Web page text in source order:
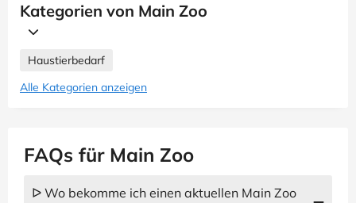
Kategorien von Main Zoo
Haustierbedarf
Alle Kategorien anzeigen
FAQs für Main Zoo
ᐅ Wo bekomme ich einen aktuellen Main Zoo